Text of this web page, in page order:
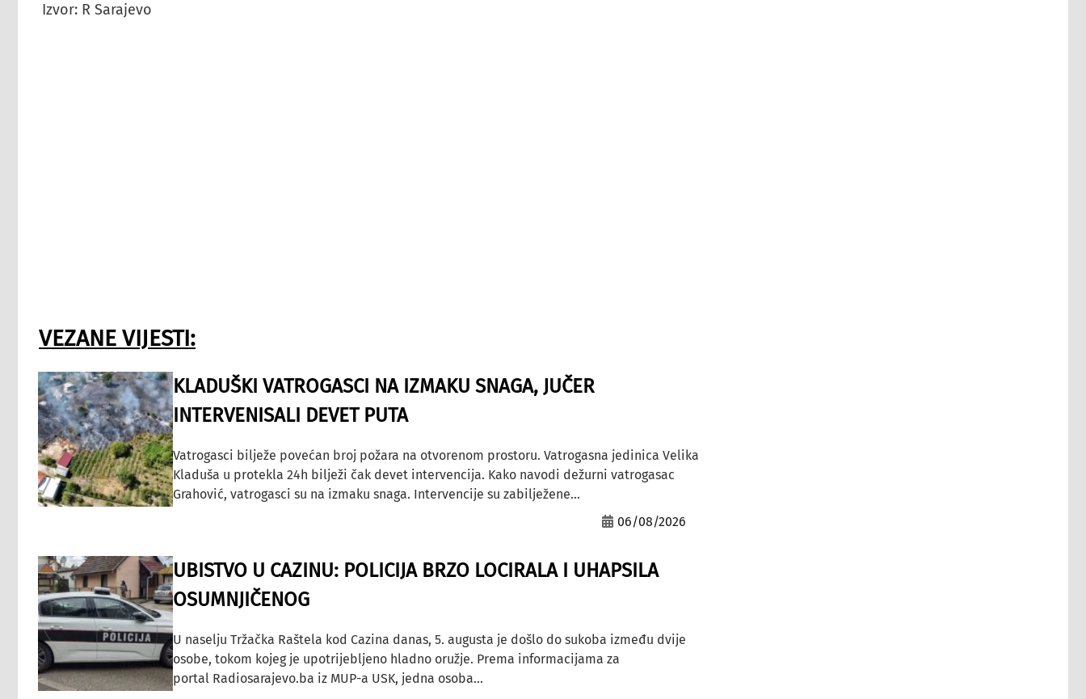
Izvor: R Sarajevo
VEZANE VIJESTI:
KLADUŠKI VATROGASCI NA IZMAKU SNAGA, JUČER
INTERVENISALI DEVET PUTA
Vatrogasci bilježe povećan broj požara na otvorenom prostoru. Vatrogasna jedinica Velika
Kladuša u protekla 24h bilježi čak devet intervencija. Kako navodi dežurni vatrogasac
Grahović, vatrogasci su na izmaku snaga. Intervencije su zabilježene...
06/08/2026
UBISTVO U CAZINU: POLICIJA BRZO LOCIRALA I UHAPSILA
OSUMNJIČENOG
U naselju Tržačka Raštela kod Cazina danas, 5. augusta je došlo do sukoba između dvije
osobe, tokom kojeg je upotrijebljeno hladno oružje. Prema informacijama za
portal Radiosarajevo.ba iz MUP-a USK, jedna osoba...